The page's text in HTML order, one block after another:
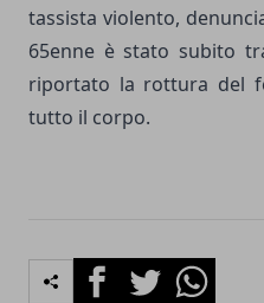
tassista violento,
65enne è stato subito
riportato la rottura del
tutto il corpo.
FacebookTwitterWhatsapp